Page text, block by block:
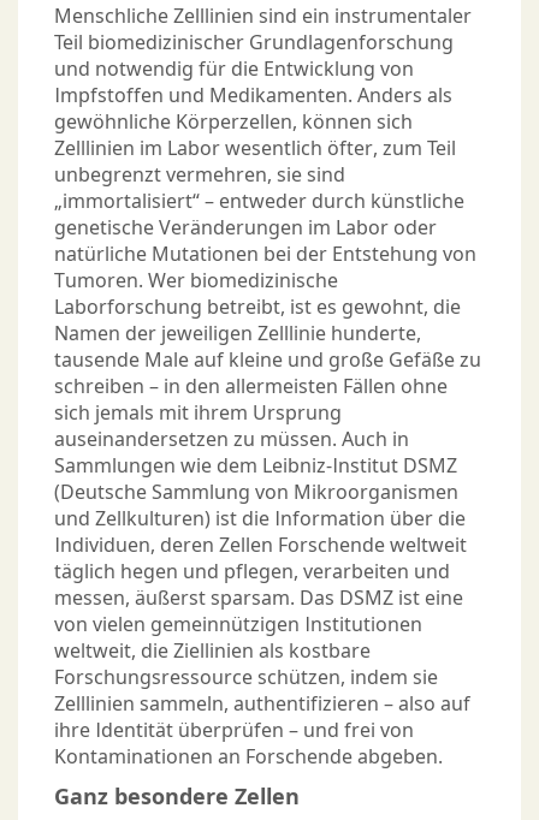
Menschliche Zelllinien sind ein instrumentaler
Teil biomedizinischer Grundlagenforschung
und notwendig für die Entwicklung von
Impfstoffen und Medikamenten. Anders als
gewöhnliche Körperzellen, können sich
Zelllinien im Labor wesentlich öfter, zum Teil
unbegrenzt vermehren, sie sind
„immortalisiert“ – entweder durch künstliche
genetische Veränderungen im Labor oder
natürliche Mutationen bei der Entstehung von
Tumoren. Wer biomedizinische
Laborforschung betreibt, ist es gewohnt, die
Namen der jeweiligen Zelllinie hunderte,
tausende Male auf kleine und große Gefäße zu
schreiben – in den allermeisten Fällen ohne
sich jemals mit ihrem Ursprung
auseinandersetzen zu müssen. Auch in
Sammlungen wie dem Leibniz-Institut DSMZ
(Deutsche Sammlung von Mikroorganismen
und Zellkulturen) ist die Information über die
Individuen, deren Zellen Forschende weltweit
täglich hegen und pflegen, verarbeiten und
messen, äußerst sparsam. Das DSMZ ist eine
von vielen gemeinnützigen Institutionen
weltweit, die Ziellinien als kostbare
Forschungsressource schützen, indem sie
Zelllinien sammeln, authentifizieren – also auf
ihre Identität überprüfen – und frei von
Kontaminationen an Forschende abgeben.
Ganz besondere Zellen